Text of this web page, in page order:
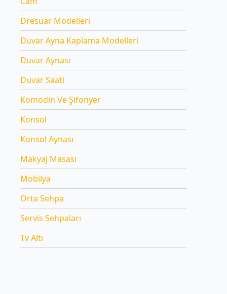
Dresuar Modelleri
Duvar Ayna Kaplama Modelleri
Duvar Aynası
Duvar Saati
Komodin Ve Şifonyer
Konsol
Konsol Aynası
Makyaj Masası
Mobilya
Orta Sehpa
Servis Sehpaları
Tv Altı